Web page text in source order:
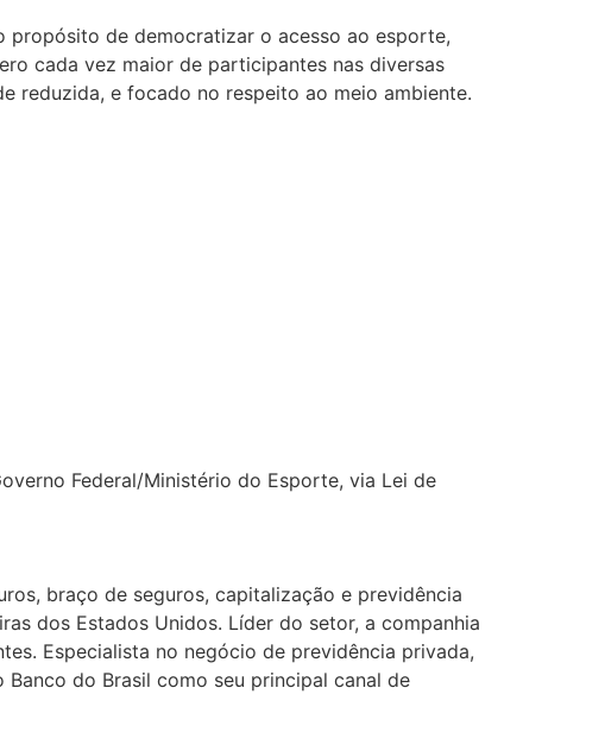
propósito de democratizar o acesso ao esporte,
cada vez maior de participantes nas diversas
reduzida, e focado no respeito ao meio ambiente.
Federal/Ministério do Esporte, via Lei de
braço de seguros, capitalização e previdência
dos Estados Unidos. Líder do setor, a companhia
Especialista no negócio de previdência privada,
do Brasil como seu principal canal de